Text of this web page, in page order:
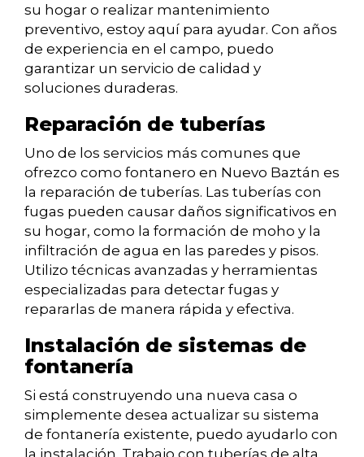
su hogar o realizar mantenimiento
preventivo, estoy aquí para ayudar. Con años
de experiencia en el campo, puedo
garantizar un servicio de calidad y
soluciones duraderas.
Reparación de tuberías
Uno de los servicios más comunes que
ofrezco como fontanero en Nuevo Baztán es
la reparación de tuberías. Las tuberías con
fugas pueden causar daños significativos en
su hogar, como la formación de moho y la
infiltración de agua en las paredes y pisos.
Utilizo técnicas avanzadas y herramientas
especializadas para detectar fugas y
repararlas de manera rápida y efectiva.
Instalación de sistemas de
fontanería
Si está construyendo una nueva casa o
simplemente desea actualizar su sistema
de fontanería existente, puedo ayudarlo con